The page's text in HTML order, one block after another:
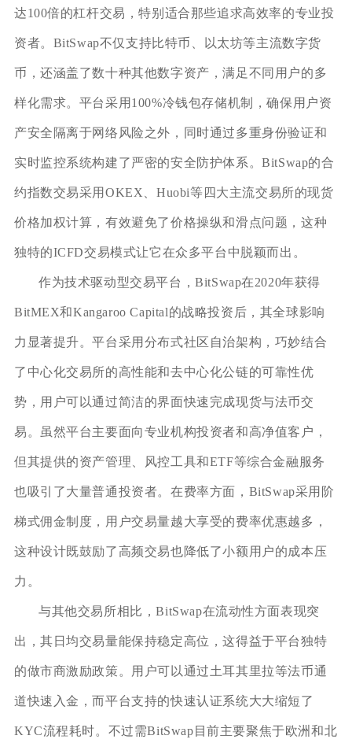
达100倍的杠杆交易，特别适合那些追求高效率的专业投
资者。BitSwap不仅支持比特币、以太坊等主流数字货
币，还涵盖了数十种其他数字资产，满足不同用户的多
样化需求。平台采用100%冷钱包存储机制，确保用户资
产安全隔离于网络风险之外，同时通过多重身份验证和
实时监控系统构建了严密的安全防护体系。BitSwap的合
约指数交易采用OKEX、Huobi等四大主流交易所的现货
价格加权计算，有效避免了价格操纵和滑点问题，这种
独特的ICFD交易模式让它在众多平台中脱颖而出。
作为技术驱动型交易平台，BitSwap在2020年获得
BitMEX和Kangaroo Capital的战略投资后，其全球影响
力显著提升。平台采用分布式社区自治架构，巧妙结合
了中心化交易所的高性能和去中心化公链的可靠性优
势，用户可以通过简洁的界面快速完成现货与法币交
易。虽然平台主要面向专业机构投资者和高净值客户，
但其提供的资产管理、风控工具和ETF等综合金融服务
也吸引了大量普通投资者。在费率方面，BitSwap采用阶
梯式佣金制度，用户交易量越大享受的费率优惠越多，
这种设计既鼓励了高频交易也降低了小额用户的成本压
力。
与其他交易所相比，BitSwap在流动性方面表现突
出，其日均交易量能保持稳定高位，这得益于平台独特
的做市商激励政策。用户可以通过土耳其里拉等法币通
道快速入金，而平台支持的快速认证系统大大缩短了
KYC流程耗时。不过需BitSwap目前主要聚焦于欧洲和北